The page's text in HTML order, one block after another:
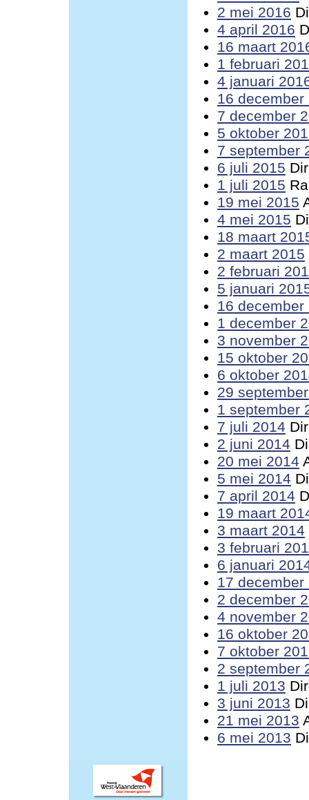
2 mei 2016
4 april 2016
16 maart
1 februari
4 januari
16 december
7 december
5 oktober
7 september
6 juli 2015
1 juli 2015
19 mei 2015
4 mei 2015
18 maart
2 maart 2015
2 februari
5 januari
16 december
1 december
3 november
15 oktober
6 oktober
29
1 september
7 juli 2014
2 juni 2014
20 mei 2014
5 mei 2014
7 april 2014
19 maart
3 maart 2014
3 februari
6 januari
17 december
2 december
4 november
16 oktober
7 oktober
2 september
1 juli 2013
3 juni 2013
21 mei 2013
6 mei 2013